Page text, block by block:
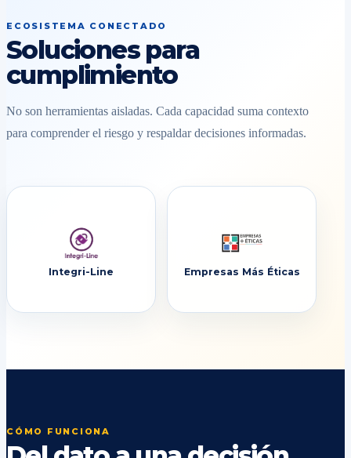
ECOSISTEMA CONECTADO
Soluciones para
cumplimiento
No son herramientas aisladas. Cada capacidad suma contexto
para comprender el riesgo y respaldar decisiones informadas.
Integri-Line Empresas Más Éticas
CÓMO FUNCIONA